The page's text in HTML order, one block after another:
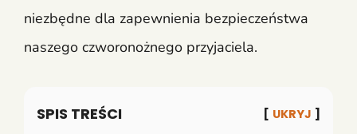
niezbędne dla zapewnienia bezpieczeństwa
naszego czworonożnego przyjaciela.
SPIS TREŚCI UKRYJ